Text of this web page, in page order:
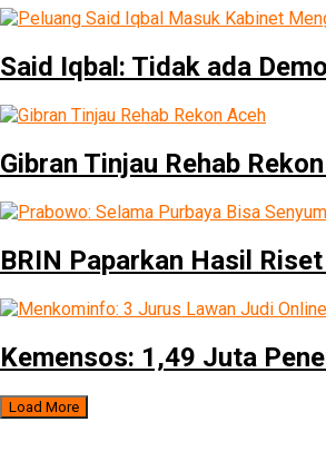
Said Iqbal: Tidak ada
Gibran Tinjau Rehab
BRIN Paparkan Hasil
Kemensos: 1,49 Juta
Load More